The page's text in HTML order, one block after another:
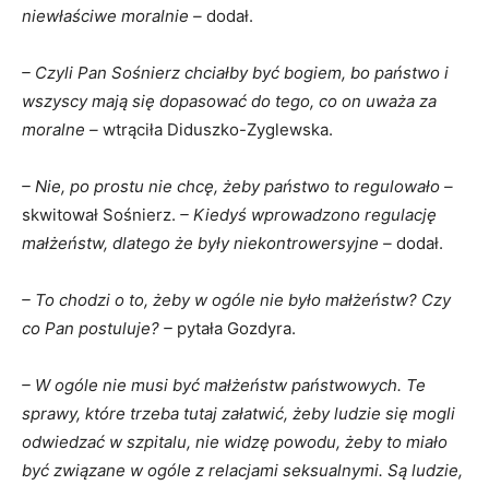
niewłaściwe moralnie – dodał.
– Czyli Pan Sośnierz chciałby być bogiem, bo państwo i
wszyscy mają się dopasować do tego, co on uważa za
moralne – wtrąciła Diduszko-Zyglewska.
– Nie, po prostu nie chcę, żeby państwo to regulowało –
skwitował Sośnierz. – Kiedyś wprowadzono regulację
małżeństw, dlatego że były niekontrowersyjne – dodał.
– To chodzi o to, żeby w ogóle nie było małżeństw? Czy
co Pan postuluje? – pytała Gozdyra.
– W ogóle nie musi być małżeństw państwowych. Te
sprawy, które trzeba tutaj załatwić, żeby ludzie się mogli
odwiedzać w szpitalu, nie widzę powodu, żeby to miało
być związane w ogóle z relacjami seksualnymi. Są ludzie,